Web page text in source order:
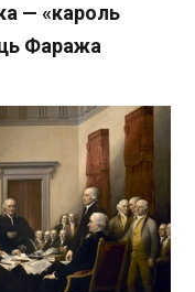
— «кароль
Фаража